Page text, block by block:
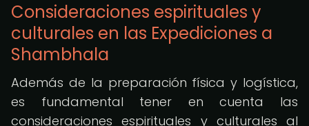
Consideraciones espirituales y
culturales en las Expediciones a
Shambhala
Además de la preparación física y logística,
es fundamental tener en cuenta las
consideraciones espirituales y culturales al